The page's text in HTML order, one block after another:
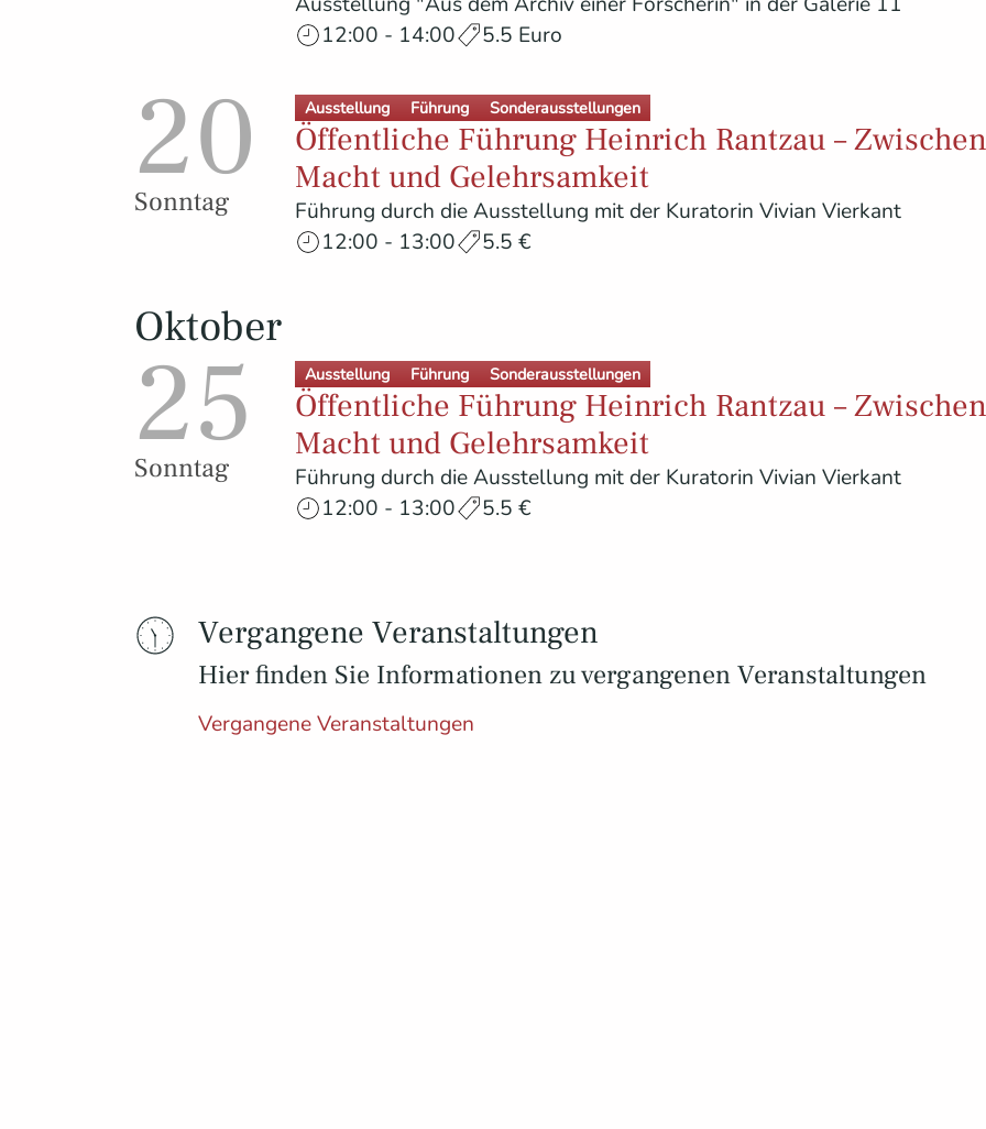
12:00 - 14:00
5.5 Euro
20
Sonntag
Ausstellung Führung Sonderausstellungen
Öffentliche Führung Heinrich Rantzau – Zwischen
Macht und Gelehrsamkeit
Führung durch die Ausstellung mit der Kuratorin Vivian Vierkant
12:00 - 13:00
5.5 €
Oktober
25
Sonntag
Ausstellung Führung Sonderausstellungen
Öffentliche Führung Heinrich Rantzau – Zwischen
Macht und Gelehrsamkeit
Führung durch die Ausstellung mit der Kuratorin Vivian Vierkant
12:00 - 13:00
5.5 €
Vergangene Veranstaltungen
Hier finden Sie Informationen zu vergangenen Veranstaltungen
Vergangene Veranstaltungen